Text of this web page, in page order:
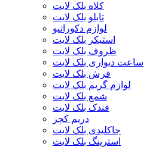
کلاه بلک لایت
تابلو بلک لایت
لوازم دکوراتیو
استیکر بلک لایت
ظروف بلک لایت
ساعت دیواری بلک لایت
فرش بلک لایت
لوازم گریم بلک لایت
شمع بلک لایت
فندک بلک لایت
دریم کچر
جاکلیدی بلک لایت
استرینگ بلک لایت